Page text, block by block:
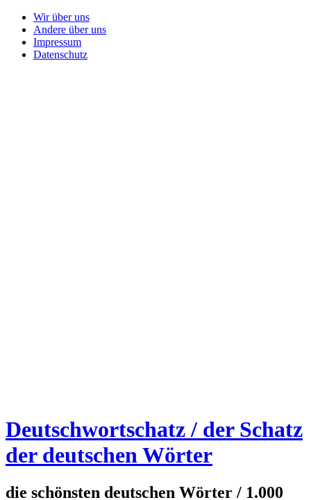
Wir über uns
Andere über uns
Impressum
Datenschutz
Deutschwortschatz / der Schatz
der deutschen Wörter
die schönsten deutschen Wörter / 1.000